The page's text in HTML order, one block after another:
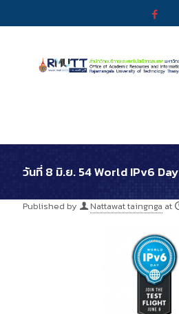
วันที่ 8 มิ.ย. 54 World IPv6 Day
Published by Nattawat taingnga at